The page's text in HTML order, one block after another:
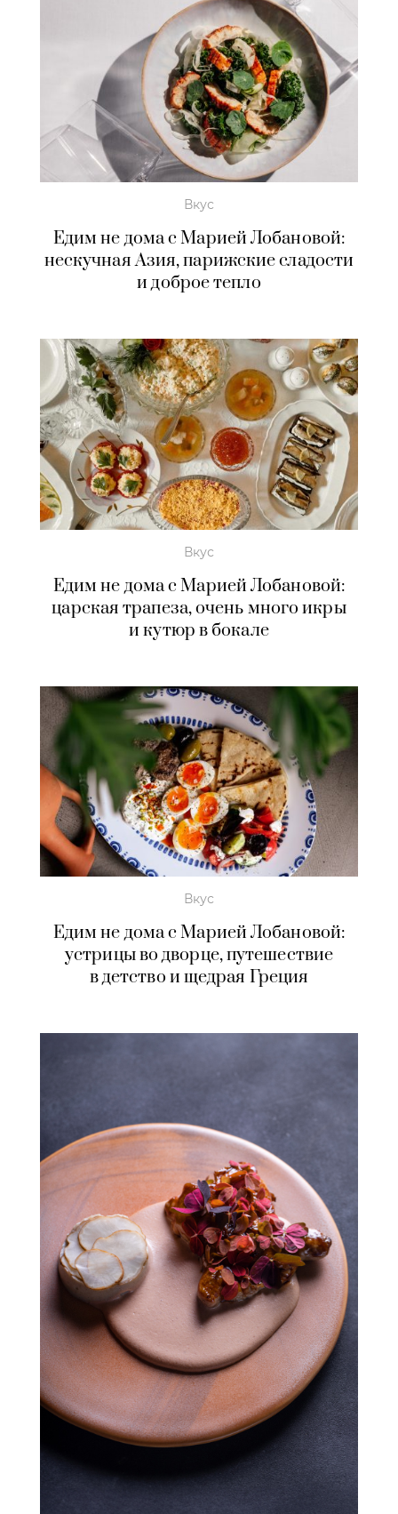
Вкус
Едим не дома с Марией Лобановой:
нескучная Азия, парижские сладости
и доброе тепло
Вкус
Едим не дома с Марией Лобановой:
царская трапеза, очень много икры
и кутюр в бокале
Вкус
Едим не дома с Марией Лобановой:
устрицы во дворце, путешествие
в детство и щедрая Греция